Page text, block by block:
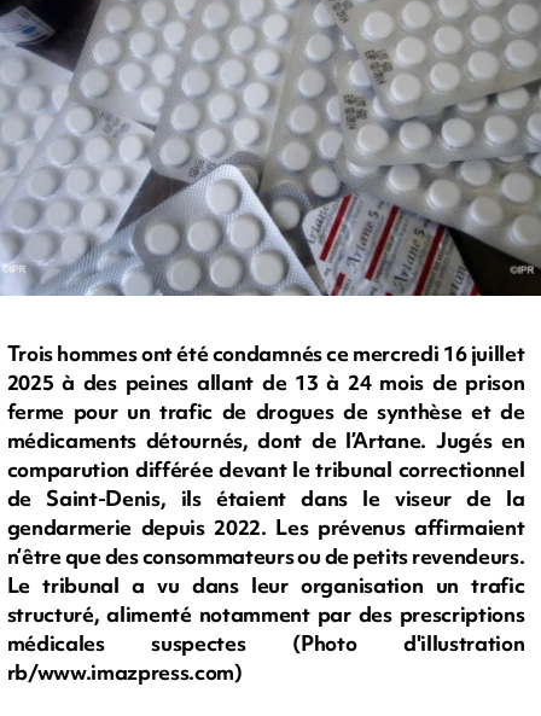
Trois hommes ont été condamnés ce mercredi 16 juillet
2025 à des peines allant de 13 à 24 mois de prison
ferme pour un trafic de drogues de synthèse et de
médicaments détournés, dont de l’Artane. Jugés en
comparution différée devant le tribunal correctionnel
de Saint-Denis, ils étaient dans le viseur de la
gendarmerie depuis 2022. Les prévenus affirmaient
n’être que des consommateurs ou de petits revendeurs.
Le tribunal a vu dans leur organisation un trafic
structuré, alimenté notamment par des prescriptions
médicales suspectes (Photo d'illustration
rb/www.imazpress.com)